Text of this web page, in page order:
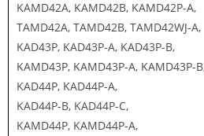
KAMD42A, KAMD42B, KAMD42P-A,
TAMD42A, TAMD42B, TAMD42WJ-A,
KAD43P, KAD43P-A, KAD43P-B,
KAMD43P, KAMD43P-A, KAMD43P-
KAD44P, KAD44P-A,
KAD44P-B, KAD44P-C,
KAMD44P, KAMD44P-A,